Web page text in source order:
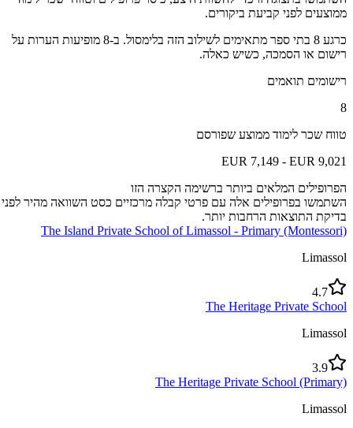
ממוצעים לפני קביעת ביקורים.
כרגע 8 בתי ספר מתאימים לשילוב הזה בלימסול. ב-8 מופיעות הערות על
רישום או הסמכה, כשיש כאלה.
רישומים תואמים
טווח שכר לימוד ממוצע שפורסם
EUR 7,149 - EUR 9,021
הפרופילים המלאים ביותר ברשימה הקצרה הזו
השתמשו בפרופילים אלה עם פרטי קבלה מרכזיים כסט השוואה מהיר לפני
בדיקת התוצאות הרחבות יותר.
The Island Private School of Limassol - Primary (Montessori)
Limassol
4.7
The Heritage Private School
Limassol
3.9
The Heritage Private School (Primary)
Limassol